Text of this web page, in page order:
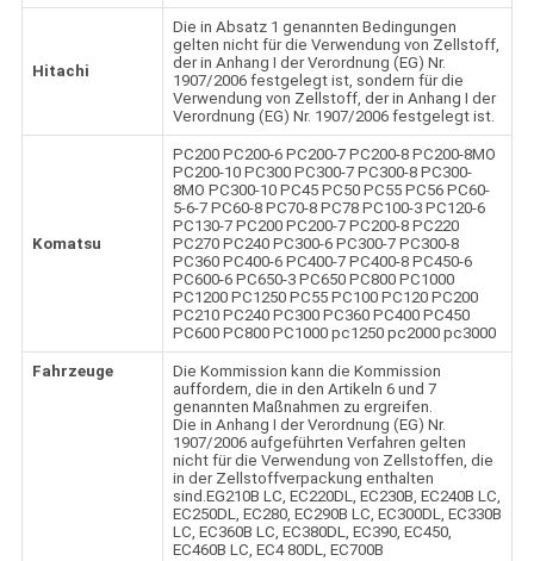
Hitachi
Die in Absatz 1 genannten Bedingungen
gelten nicht für die Verwendung von Zellstoff,
der in Anhang I der Verordnung (EG) Nr.
1907/2006 festgelegt ist, sondern für die
Verwendung von Zellstoff, der in Anhang I der
Verordnung (EG) Nr. 1907/2006 festgelegt ist.
Komatsu
PC200 PC200-6 PC200-7 PC200-8 PC200-8MO
PC200-10 PC300 PC300-7 PC300-8 PC300-
8MO PC300-10 PC45 PC50 PC55 PC56 PC60-
5-6-7 PC60-8 PC70-8 PC78 PC100-3 PC120-6
PC130-7 PC200 PC200-7 PC200-8 PC220
PC270 PC240 PC300-6 PC300-7 PC300-8
PC360 PC400-6 PC400-7 PC400-8 PC450-6
PC600-6 PC650-3 PC650 PC800 PC1000
PC1200 PC1250 PC55 PC100 PC120 PC200
PC210 PC240 PC300 PC360 PC400 PC450
PC600 PC800 PC1000 pc1250 pc2000 pc3000
Fahrzeuge
Die Kommission kann die Kommission
auffordern, die in den Artikeln 6 und 7
genannten Maßnahmen zu ergreifen.
Die in Anhang I der Verordnung (EG) Nr.
1907/2006 aufgeführten Verfahren gelten
nicht für die Verwendung von Zellstoffen, die
in der Zellstoffverpackung enthalten
sind.EG210B LC, EC220DL, EC230B, EC240B LC,
EC250DL, EC280, EC290B LC, EC300DL, EC330B
LC, EC360B LC, EC380DL, EC390, EC450,
EC460B LC, EC4 80DL, EC700B